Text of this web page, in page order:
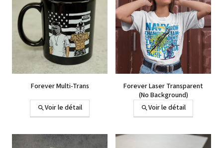
Forever Multi-Trans
Voir le détail
Forever Laser Transparent
(No Background)
Voir le détail